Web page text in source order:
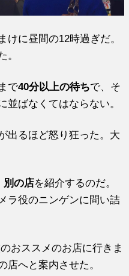
けに昼間の12時過ぎだ。
。
で40分以上の待ちで、そ
並ばなくてはならない。
出るほど怒り狂った。大
別の店を紹介するのだ。
ラ役のニンゲンに問い詰
おススメのお店に行きま
店へと案内させた。